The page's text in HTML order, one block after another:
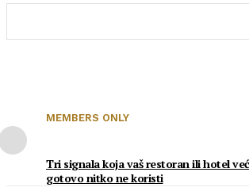
MEMBERS ONLY
Tri signala koja vaš restoran ili hotel
gotovo nitko ne koristi